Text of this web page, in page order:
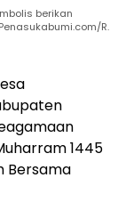
berikan
R.
1445
Bersama